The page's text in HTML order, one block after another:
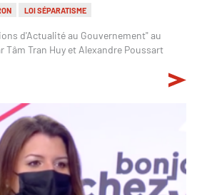
LOI SÉPARATISME
d'Actualité au Gouvernement" au
Tâm Tran Huy et Alexandre Poussart